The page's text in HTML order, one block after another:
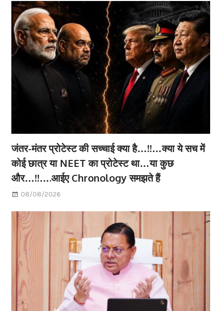
जंतर-मंतर प्रोटेस्ट की सच्चाई क्या है…!!…क्या ये सच में
कोई छात्र या NEET का प्रोटेस्ट था…या कुछ
और…!!….आईए Chronology समझते हैं
08/08/2026